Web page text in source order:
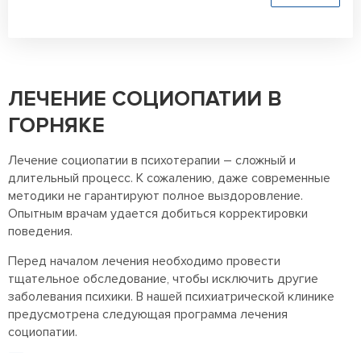
ЛЕЧЕНИЕ СОЦИОПАТИИ В
ГОРНЯКЕ
Лечение социопатии в психотерапии – сложный и
длительный процесс. К сожалению, даже современные
методики не гарантируют полное выздоровление.
Опытным врачам удается добиться корректировки
поведения.
Перед началом лечения необходимо провести
тщательное обследование, чтобы исключить другие
заболевания психики. В нашей психиатрической клинике
предусмотрена следующая программа лечения
социопатии.